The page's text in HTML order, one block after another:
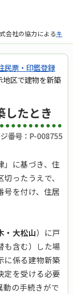
会社の協力によるキ
民票・印鑑登録
地区で建物を新築
したとき
番号：P-008755
」に基づき、住
ったうえで、
号を付け、住居
・大松山）に戸
も含む）した場
に係る建物新築
定を受ける必要
動の手続きがで